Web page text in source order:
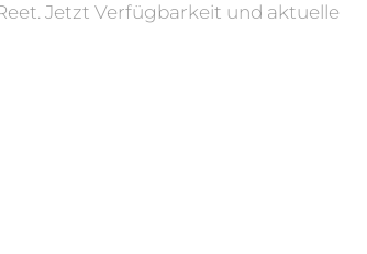
Jetzt Verfügbarkeit und aktuelle